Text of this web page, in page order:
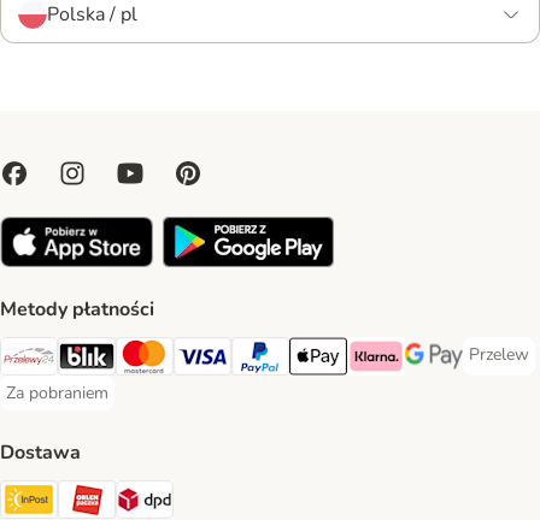
Polska / pl
Metody płatności
Przelewy24 Payment Method
Blik Payment Method
MasterCard Payment Method
Visa Payment Method
PayPal Payment Method
Apple Pay Payment Method
Klarna Payment Method
Google Pay
Przelew
Przelew
Za pobraniem
Za pobraniem Payment Method
Dostawa
Paczkomat® Shipping Method
ORLEN Paczka Shipping Method
DPD Shipping Method